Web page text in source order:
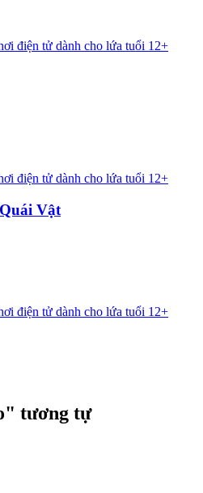
điện tử dành cho lứa tuổi 12+
điện tử dành cho lứa tuổi 12+
Vật
điện tử dành cho lứa tuổi 12+
" tương tự